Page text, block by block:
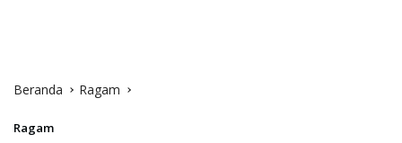
Beranda Ragam
Ragam